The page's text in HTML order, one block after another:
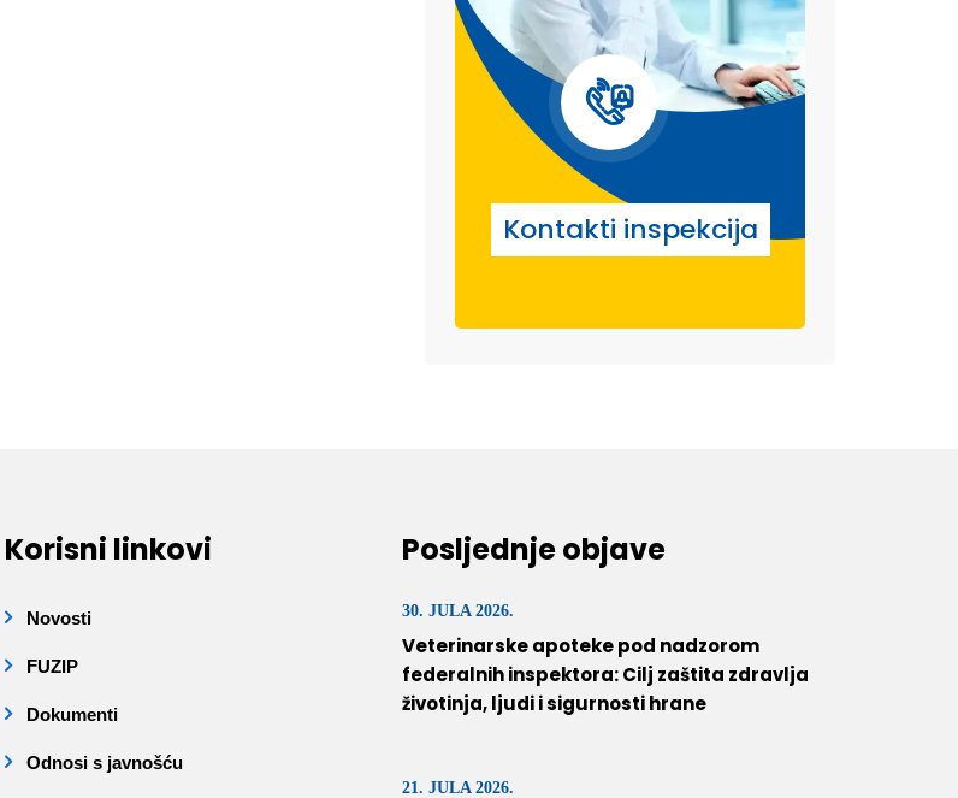
Kontakti inspekcija
Korisni linkovi
Novosti
FUZIP
Dokumenti
Odnosi s javnošću
Posljednje objave
30. JULA 2026.
Veterinarske apoteke pod nadzorom
federalnih inspektora: Cilj zaštita zdravlja
životinja, ljudi i sigurnosti hrane
21. JULA 2026.